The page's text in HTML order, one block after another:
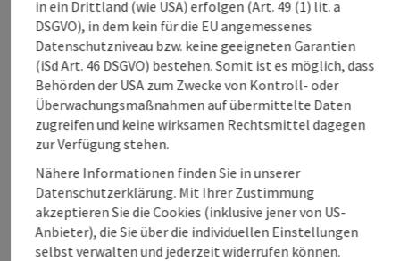
Kontakt & Service
Tourismusverband Donauregion Oberösterreich
Lindengasse 9
4040 Linz
in ein Drittland (wie USA) erfolgen (Art. 49 (1) lit. a
DSGVO), in dem kein für die EU angemessenes
Datenschutzniveau bzw. keine geeigneten Garantien
(iSd Art. 46 DSGVO) bestehen. Somit ist es möglich, dass
Behörden der USA zum Zwecke von Kontroll- oder
Überwachungsmaßnahmen auf übermittelte Daten
zugreifen und keine wirksamen Rechtsmittel dagegen
zur Verfügung stehen.
Nähere Informationen finden Sie in unserer
Datenschutzerklärung. Mit Ihrer Zustimmung
akzeptieren Sie die Cookies (inklusive jener von US-
Anbieter), die Sie über die individuellen Einstellungen
selbst verwalten und jederzeit widerrufen können.